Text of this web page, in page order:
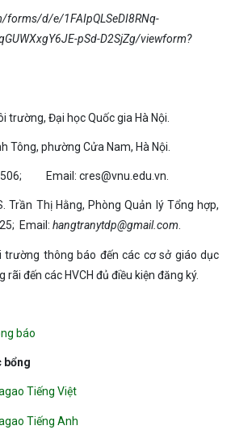
d/e/1FAIpQLSeDI8RNq-
pSd-D2SjZg/viewform?
trường, Đại học Quốc gia Hà Nội.
Tông, phường Cửa Nam, Hà Nội.
Email: cres@vnu.edu.vn.
Trần Thị Hằng, Phòng Quản lý Tổng hợp,
Email: hangtranytdp@gmail.com.
trường thông báo đến các cơ sở giáo dục
đến các HVCH đủ điều kiện đăng ký.
báo
bổng
Tiếng Việt
Tiếng Anh